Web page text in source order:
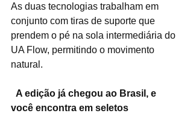
As duas tecnologias trabalham em
conjunto com tiras de suporte que
prendem o pé na sola intermediária do
UA Flow, permitindo o movimento
natural.
A edição já chegou ao Brasil, e
você encontra em seletos